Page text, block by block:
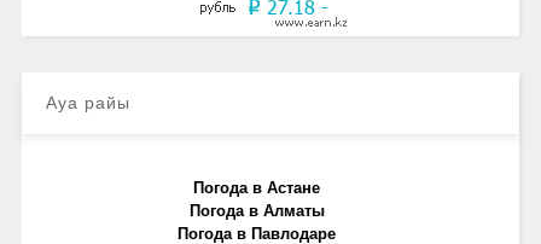
Ауа райы
Погода в Астане
Погода в Алматы
Погода в Павлодаре